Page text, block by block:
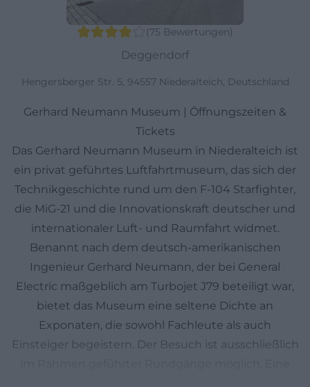
(75 Bewertungen)
Deggendorf
Hengersberger Str. 5, 94557 Niederalteich, Deutschland
Gerhard Neumann Museum | Öffnungszeiten &
Tickets
Das Gerhard Neumann Museum in Niederalteich ist
ein privat geführtes Luftfahrtmuseum, das sich der
Technikgeschichte rund um den F‑104 Starfighter,
die MiG‑21 und die Innovationskraft deutscher und
internationaler Luft‑ und Raumfahrt widmet.
Benannt nach dem deutsch‑amerikanischen
Ingenieur Gerhard Neumann, der bei General
Electric maßgeblich am Turbojet J79 beteiligt war,
bietet das Museum eine seltene Dichte an
Exponaten, die sowohl Fachleute als auch
Einsteiger begeistern. Der Besuch ist ausschließlich